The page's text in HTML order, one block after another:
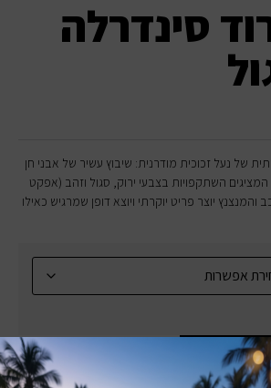
סינדרלה
של נעל זכוכית מודרנית: שיבוץ עשיר של אבני חן
המציגים השתקפויות בצבעי ירוק, סגול וזהב (אפקט
והמנצנץ יוצר פריט יוקרתי ויוצא דופן שמרגיש כאילו
לסל